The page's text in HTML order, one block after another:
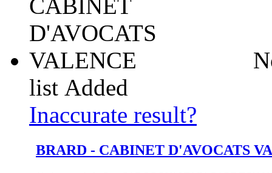
list Added
Inaccurate result?
BRARD - CABINET D'AVOCATS